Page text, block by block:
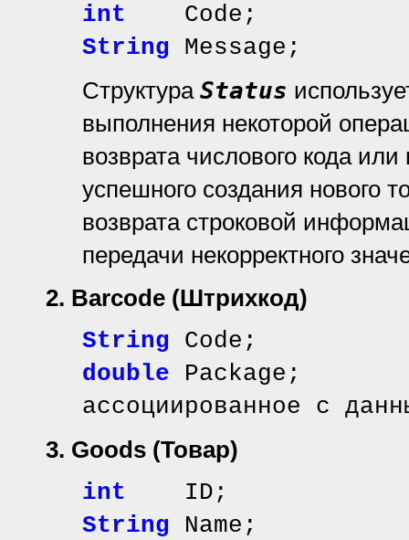
int Code;
String Message;
Структура Status
выполнения некоторой
возврата числового кода
успешного создания нового
возврата строковой
передачи некорректного
2. Barcode(Штрихкод)
String Code; //
double Package;
ассоциированное с
3. Goods (Товар)
int ID; //
String Name; //